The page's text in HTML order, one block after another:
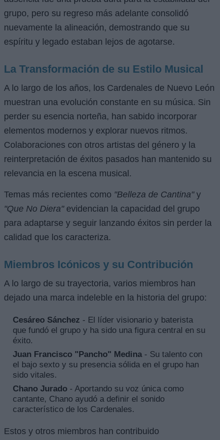
grupo, pero su regreso más adelante consolidó
nuevamente la alineación, demostrando que su
espíritu y legado estaban lejos de agotarse.
La Transformación de su Estilo Musical
A lo largo de los años, los Cardenales de Nuevo León
muestran una evolución constante en su música. Sin
perder su esencia norteña, han sabido incorporar
elementos modernos y explorar nuevos ritmos.
Colaboraciones con otros artistas del género y la
reinterpretación de éxitos pasados han mantenido su
relevancia en la escena musical.
Temas más recientes como "Belleza de Cantina"y
"Que No Diera"evidencian la capacidad del grupo
para adaptarse y seguir lanzando éxitos sin perder la
calidad que los caracteriza.
Miembros Icónicos y su Contribución
A lo largo de su trayectoria, varios miembros han
dejado una marca indeleble en la historia del grupo:
Cesáreo Sánchez - El líder visionario y baterista
que fundó el grupo y ha sido una figura central en su
éxito.
Juan Francisco "Pancho" Medina- Su talento con
el bajo sexto y su presencia sólida en el grupo han
sido vitales.
Chano Jurado - Aportando su voz única como
cantante, Chano ayudó a definir el sonido
característico de los Cardenales.
Estos y otros miembros han contribuido